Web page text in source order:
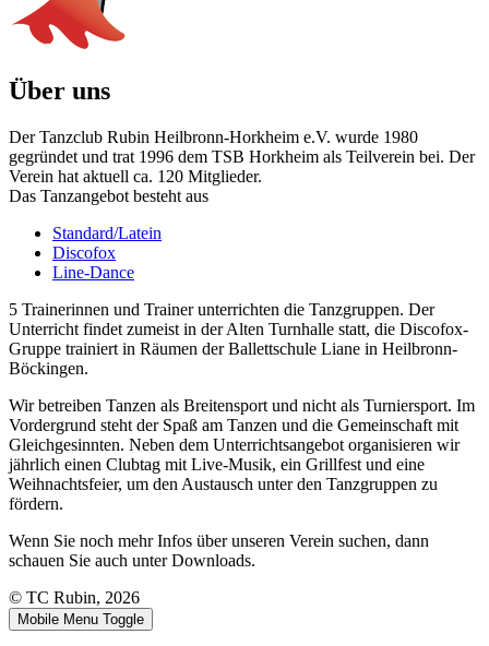
Über uns
Der Tanzclub Rubin Heilbronn-Horkheim e.V. wurde 1980
gegründet und trat 1996 dem TSB Horkheim als Teilverein bei. Der
Verein hat aktuell ca. 120 Mitglieder.
Das Tanzangebot besteht aus
Standard/Latein
Discofox
Line-Dance
5 Trainerinnen und Trainer unterrichten die Tanzgruppen. Der
Unterricht findet zumeist in der Alten Turnhalle statt, die Discofox-
Gruppe trainiert in Räumen der Ballettschule Liane in Heilbronn-
Böckingen.
Wir betreiben Tanzen als Breitensport und nicht als Turniersport. Im
Vordergrund steht der Spaß am Tanzen und die Gemeinschaft mit
Gleichgesinnten. Neben dem Unterrichtsangebot organisieren wir
jährlich einen Clubtag mit Live-Musik, ein Grillfest und eine
Weihnachtsfeier, um den Austausch unter den Tanzgruppen zu
fördern.
Wenn Sie noch mehr Infos über unseren Verein suchen, dann
schauen Sie auch unter Downloads.
© TC Rubin, 2026
Mobile Menu Toggle